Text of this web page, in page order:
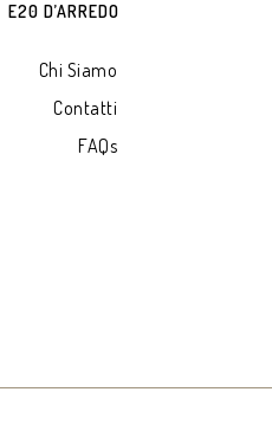
E20 D’ARREDO
Chi Siamo
Contatti
FAQs